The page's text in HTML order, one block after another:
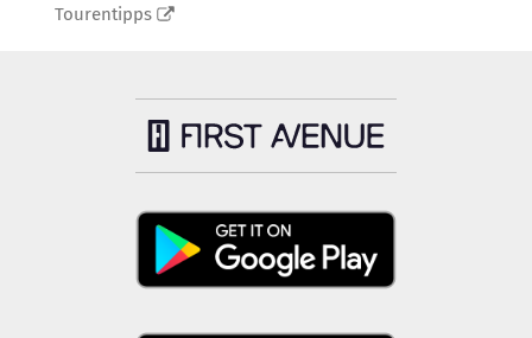
Tourentipps